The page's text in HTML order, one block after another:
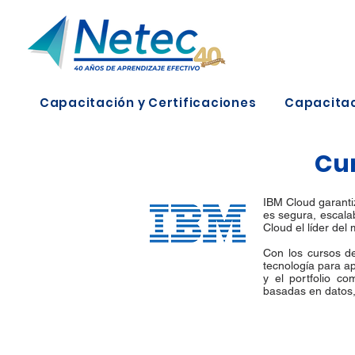
Capacitación y Certificaciones
IBM Cloud
es segura,
Cloud el líder del
Con los cursos
tecnología para
y el portfolio
basadas en